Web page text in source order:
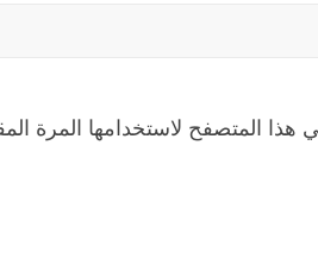
هذا المتصفح لاستخدامها المرة